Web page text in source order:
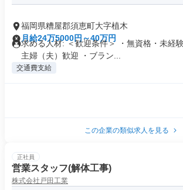
福岡県糟屋郡須恵町大字植木
月給24万5000円～40万円
求める人材: ＜歓迎条件＞ ・無資格・未経
主婦（夫）歓迎 ・ブラン...
交通費支給
この企業の類似求人を見る
正社員
営業スタッフ(解体工事)
株式会社戸田工業